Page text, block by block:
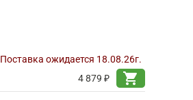
Поставка ожидается 18.08.26г.
4 879 ₽
shopping_cart